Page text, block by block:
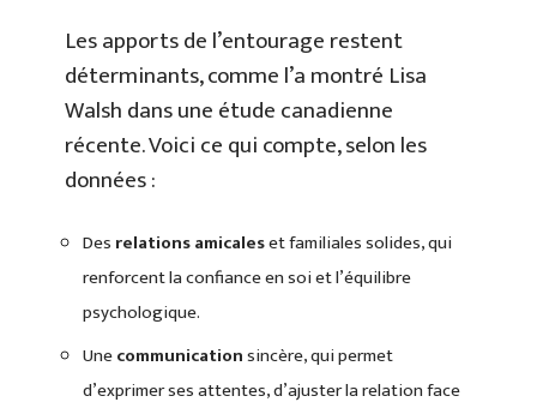
Les apports de l’entourage restent
déterminants, comme l’a montré Lisa
Walsh dans une étude canadienne
récente. Voici ce qui compte, selon les
données :
Des relations amicaleset familiales solides, qui
renforcent la confiance en soi et l’équilibre
psychologique.
Unecommunicationsincère, qui permet
d’exprimer ses attentes, d’ajuster la relation face